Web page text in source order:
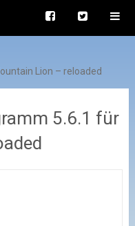
Lion – reloaded
5.6.1 für